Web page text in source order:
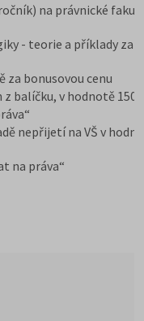
na právnické
- teorie a příklady za
za bonusovou cenu
balíčku, v hodnotě 150
nepřijetí na VŠ v
na práva“